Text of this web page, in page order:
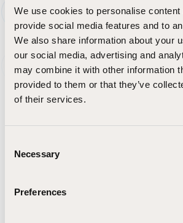
We use cookies to personalise content
provide social media features and to
We also share information about your
our social media, advertising and
may combine it with other information
provided to them or that they’ve
of their services.
Selection
Necessary
Preferences
Lappeenranta ja Ruokolahti
Uusikaarlepyy Nykarleby
Opintohallintopäällikkö, kaikki
Oppisopimusasiat
Kaikki toimipaikat